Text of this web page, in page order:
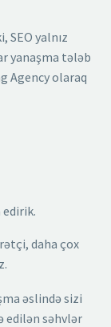
SEO yalnız
yanaşma tələb
Agency olaraq
edirik.
daha çox
əslində sizi
edilən səhvlər